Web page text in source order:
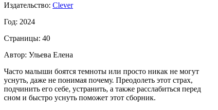
Издательство: Clever
Год: 2024
Страницы: 40
Автор: Ульева Елена
Часто малыши боятся темноты или просто никак не могут
уснуть, даже не понимая почему. Преодолеть этот страх,
подчинить его себе, устранить, а также расслабиться перед
сном и быстро уснуть поможет этот сборник.